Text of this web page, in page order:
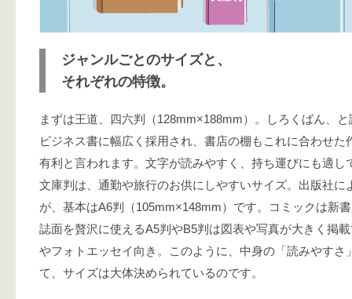
ジャンルごとのサイズと、
それぞれの特徴。
まずは王道、四六判（128mm×188mm）。しろくばん、
ビジネス書に幅広く採用され、書店の棚もこれに合わせた
有利と言われます。文字が読みやすく、持ち運びにも適し
文庫判は、通勤や旅行のお供にしやすいサイズ。出版社に
が、基本はA6判（105mm×148mm）です。コミックは新
誌面を贅沢に使えるA5判やB5判は図表や写真が大きく掲
やフォトエッセイ向き。このように、中身の「読みやすさ
て、サイズは大体決められているのです。